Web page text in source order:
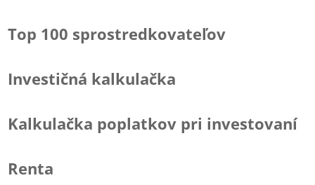
Top 100 sprostredkovateľov
Investičná kalkulačka
Kalkulačka poplatkov pri investovaní
Renta